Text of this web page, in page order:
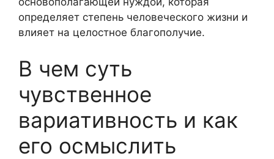
определяет степень человеческого жизни и
влияет на целостное благополучие.
В чем суть
чувственное
вариативность и как
его осмыслить